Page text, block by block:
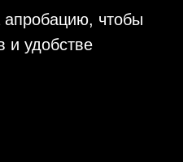
апробацию, чтобы
и удобстве